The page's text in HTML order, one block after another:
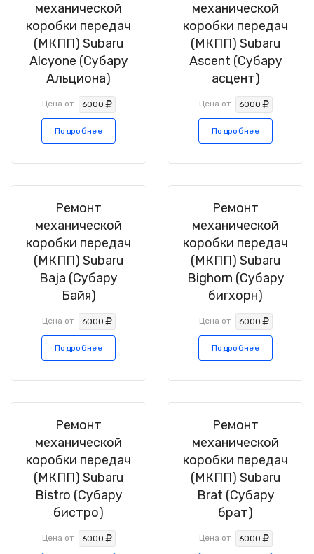
механической
коробки передач
(МКПП) Subaru
Alcyone (Субару
Альциона)
Цена от 6000
Подробнее
механической
коробки передач
(МКПП) Subaru
Ascent (Субару
асцент)
Цена от 6000
Подробнее
Ремонт
механической
коробки передач
(МКПП) Subaru
Baja (Субару
Байя)
Цена от 6000
Подробнее
Ремонт
механической
коробки передач
(МКПП) Subaru
Bighorn (Субару
бигхорн)
Цена от 6000
Подробнее
Ремонт
механической
коробки передач
(МКПП) Subaru
Bistro (Субару
бистро)
Цена от 6000
Ремонт
механической
коробки передач
(МКПП) Subaru
Brat (Субару
брат)
Цена от 6000